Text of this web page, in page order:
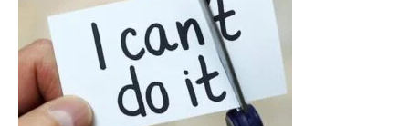
Dutch
Diet:
Volhouden
het